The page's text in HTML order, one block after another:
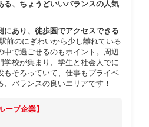
る、ちょうどいいバランスの人気
にあり、徒歩圏でアクセスできる
前のにぎわいから少し離れている
中で過ごせるのもポイント。周辺
学校が集まり、学生と社会人でに
もそろっていて、仕事もプライベ
バランスの良いエリアです！
ープ企業】